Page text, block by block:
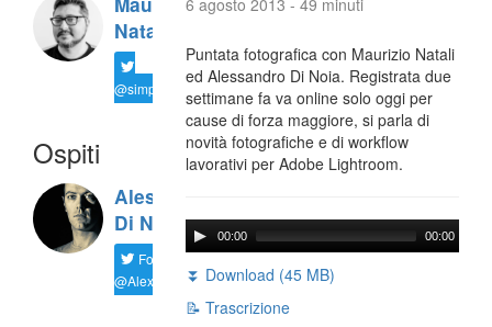
Natali
@simplemal
Ospiti
Alessandro
Di Noia
Follow
@AlexD75
6 agosto 2013 - 49 minuti
Puntata fotografica con Maurizio Natali
ed Alessandro Di Noia. Registrata due
settimane fa va online solo oggi per
cause di forza maggiore, si parla di
novità fotografiche e di workflow
lavorativi per Adobe Lightroom.
00:00 00:00
⏬ Download (45 MB)
📝 Trascrizione